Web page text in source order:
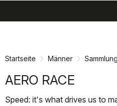
Startseite Männer
AERO RACE
Speed: it's what drives us to